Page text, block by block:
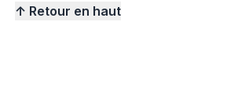
↑ Retour en haut